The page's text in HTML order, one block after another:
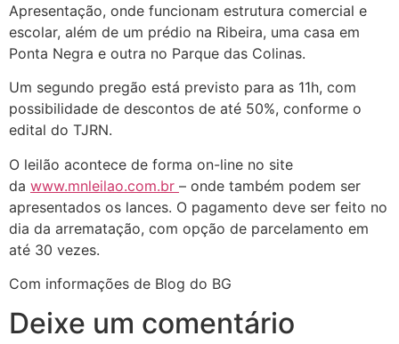
Apresentação, onde funcionam estrutura comercial e
escolar, além de um prédio na Ribeira, uma casa em
Ponta Negra e outra no Parque das Colinas.
Um segundo pregão está previsto para as 11h, com
possibilidade de descontos de até 50%, conforme o
edital do TJRN.
O leilão acontece de forma on-line no site
da www.mnleilao.com.br – onde também podem ser
apresentados os lances. O pagamento deve ser feito no
dia da arrematação, com opção de parcelamento em
até 30 vezes.
Com informações de Blog do BG
Deixe um comentário